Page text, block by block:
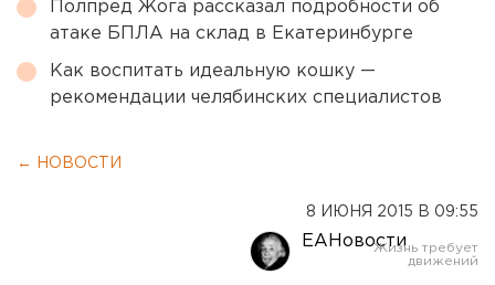
Полпред Жога рассказал подробности об
атаке БПЛА на склад в Екатеринбурге
Как воспитать идеальную кошку —
рекомендации челябинских специалистов
← НОВОСТИ
8 ИЮНЯ 2015 В 09:55
ЕАНовости